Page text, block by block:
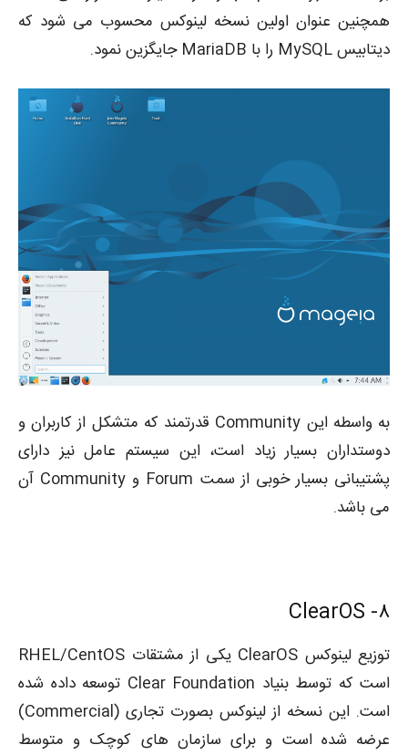
همچنین عنوان اولین نسخه لینوکس محسوب می شود که
دیتابیس MySQL را با MariaDB جایگزین نمود.
به واسطه این Community قدرتمند که متشکل از کاربران و
دوستداران بسیار زیاد است، این سیستم عامل نیز دارای
پشتیبانی بسیار خوبی از سمت Forum و Community آن
می باشد.
۸- ClearOS
توزیع لینوکس ClearOS یکی از مشتقات RHEL/CentOS
است که توسط بنیاد Clear Foundation توسعه داده شده
است. این نسخه از لینوکس بصورت تجاری (Commercial)
عرضه شده است و برای سازمان های کوچک و متوسط